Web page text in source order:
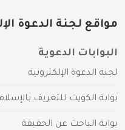
مواقع لجنة الدعوة
البوابات الدعوية
لجنة الدعوة الإلكترونية
بوابة الكويت للتعريف
بوابة الباحث عن الحقيقة